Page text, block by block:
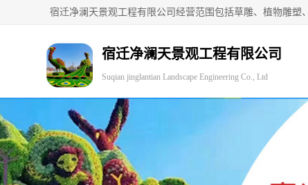
宿迁净澜天景观工程有限公司
Suqian jinglantian Landscape Engineering Co., Ltd